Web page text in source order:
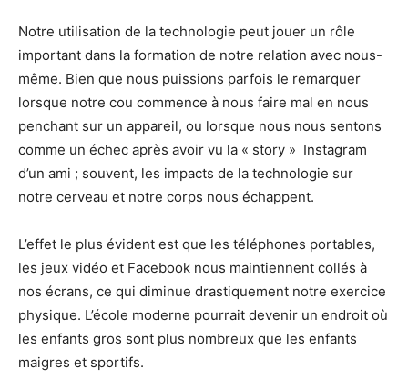
Notre utilisation de la technologie peut jouer un rôle
important dans la formation de notre relation avec nous-
même. Bien que nous puissions parfois le remarquer
lorsque notre cou commence à nous faire mal en nous
penchant sur un appareil, ou lorsque nous nous sentons
comme un échec après avoir vu la « story » Instagram
d’un ami ; souvent, les impacts de la technologie sur
notre cerveau et notre corps nous échappent.
L’effet le plus évident est que les téléphones portables,
les jeux vidéo et Facebook nous maintiennent collés à
nos écrans, ce qui diminue drastiquement notre exercice
physique. L’école moderne pourrait devenir un endroit où
les enfants gros sont plus nombreux que les enfants
maigres et sportifs.